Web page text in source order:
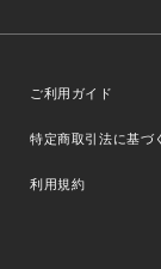
ご利用ガイド
特定商取引法に基づ
利用規約